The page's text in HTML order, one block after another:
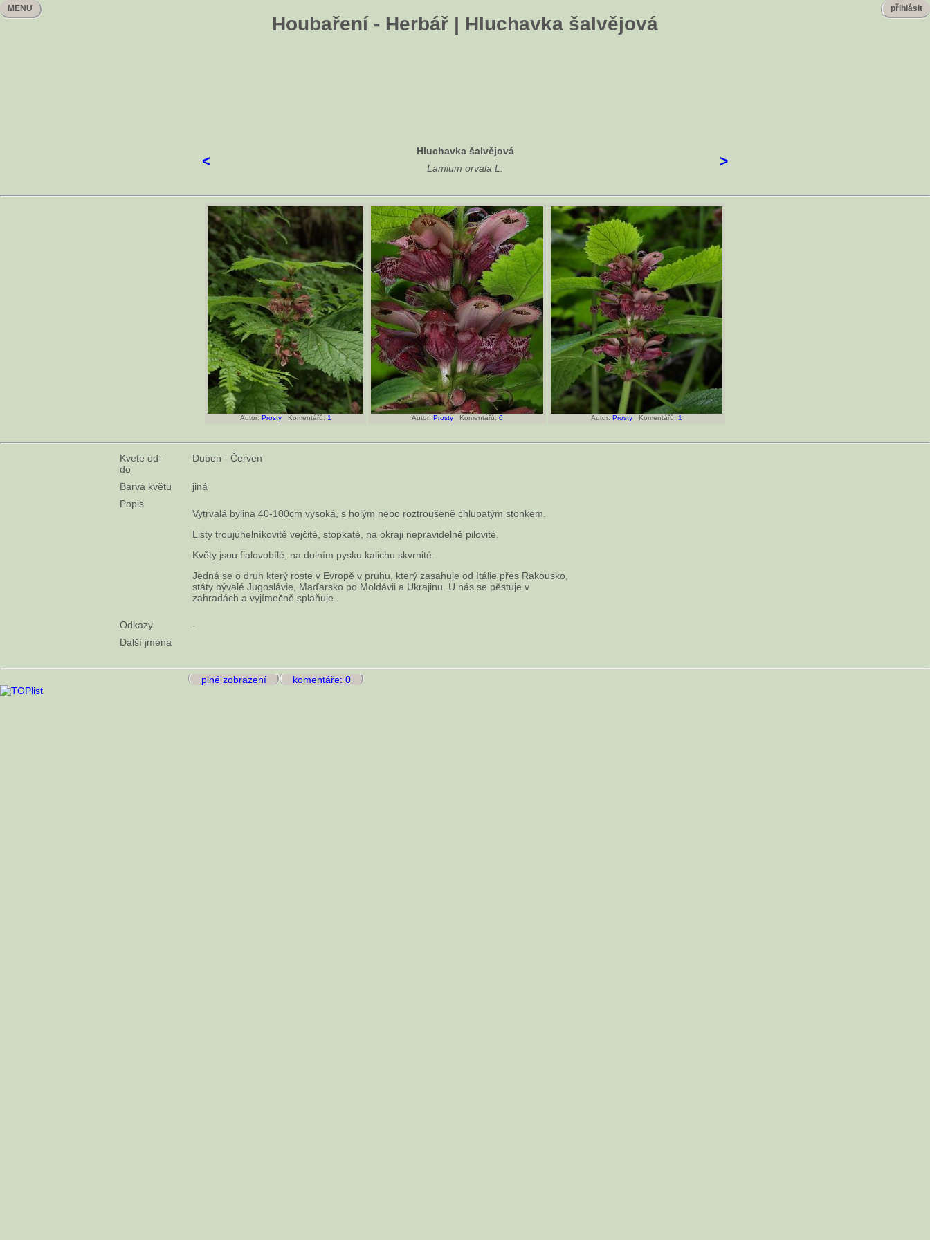
Houbaření - Herbář | Hluchavka šalvějová
přihlásit
MENU
<
Hluchavka šalvějová
Lamium orvala L.
>
Autor: ProstyKomentářů: 1 Autor: ProstyKomentářů: 0 Autor: Prosty Komentářů: 1
Kvete od-
do
Duben - Červen
Barva květu
jiná
Popis
Vytrvalá bylina 40-100cm vysoká, s holým nebo roztroušeně chlupatým stonkem.
Listy troujúhelníkovitě vejčité, stopkaté, na okraji nepravidelně pilovité.
Květy jsou fialovobílé, na dolním pysku kalichu skvrnité.
Jedná se o druh který roste v Evropě v pruhu, který zasahuje od Itálie přes Rakousko,
státy bývalé Jugoslávie, Maďarsko po Moldávii a Ukrajinu. U nás se pěstuje v
zahradách a vyjímečně splaňuje.
Odkazy
-
Další jména